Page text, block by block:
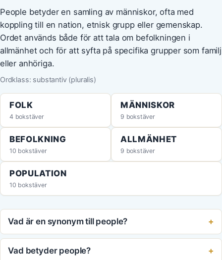
People betyder en samling av människor, ofta med
koppling till en nation, etnisk grupp eller gemenskap.
Ordet används både för att tala om befolkningen i
allmänhet och för att syfta på specifika grupper som familj
eller anhöriga.
Ordklass: substantiv (pluralis)
FOLK
4 bokstäver
MÄNNISKOR
9 bokstäver
BEFOLKNING
10 bokstäver
ALLMÄNHET
9 bokstäver
POPULATION
10 bokstäver
Vad är en synonym till people?
Vad betyder people?